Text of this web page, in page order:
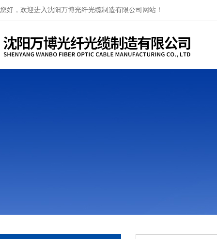
您好，欢迎进入沈阳万博光纤光缆制造有限公司网站！